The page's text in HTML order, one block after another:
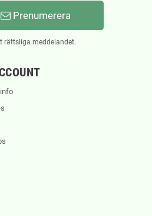
Prenumerera
rättsliga meddelandet.